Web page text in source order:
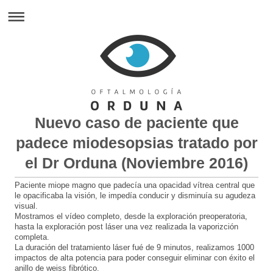
Nuevo caso de paciente que
padece miodesopsias tratado por
el Dr Orduna (Noviembre 2016)
Paciente miope magno que padecía una opacidad vítrea central que
le opacificaba la visión, le impedía conducir y disminuía su agudeza
visual.
Mostramos el vídeo completo, desde la exploración preoperatoria,
hasta la exploración post láser una vez realizada la vaporizción
completa.
La duración del tratamiento láser fué de 9 minutos, realizamos 1000
impactos de alta potencia para poder conseguir eliminar con éxito el
anillo de weiss fibrótico.